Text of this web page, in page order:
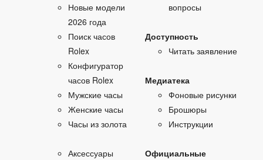
Новые модели
2026 года
Поиск часов
Rolex
Конфигуратор
часов Rolex
Мужские часы
Женские часы
Часы из золота
Аксессуары
вопросы
Доступность
Читать заявление
Медиатека
Фоновые рисунки
Брошюры
Инструкции
Официальные